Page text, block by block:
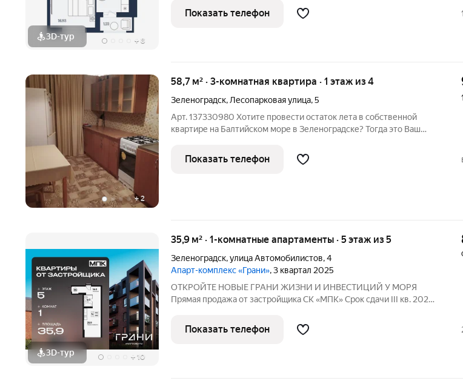
3D-тур + 8
в комплексе сдаются в качественном сером ключе. -Дома имеют
высокий
Показать телефон
+2
58,7 м² · 3-комнатная квартира · 1 этаж из 4
Зеленоградск, Лесопарковая улица,5
Арт. 137330980 Хотите провести остаток лета в собственной
квартире на Балтийском море в Зеленоградске? Тогда это Ваш
курортного города Зеленоградск в 10 минутах пешком до пляжа.
Рядом парк,
Показать телефон
3D-тур + 10
35,9 м² · 1-комнатные апартаменты · 5 этаж из 5
Зеленоградск,улица Автомобилистов,4
Апарт-комплекс «Грани», 3 квартал 2025
ОТКРОЙТЕ НОВЫЕ ГРАНИ ЖИЗНИ И ИНВЕСТИЦИЙ У МОРЯ
Прямая продажа от застройщика СК «МПК» Срок сдачи III кв. 2025
пятиэтажное здание с благоустроенной территорией. Авторское
архитектурное решение
Показать телефон